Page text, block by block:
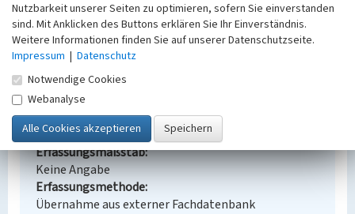
Bildwerk im Großen Saal der Telux, Straße der
Einheit 2
Schlagwörter
Glasfabrik
Ort
Weißwasser/O.L., Stadt
Fachsicht(en)
Denkmalpflege
Erfassungsmaßstab
Keine Angabe
Erfassungsmethode
Übernahme aus externer Fachdatenbank
Nutzbarkeit unserer Seiten zu optimieren, sofern Sie einverstanden
sind. Mit Anklicken des Buttons erklären Sie Ihr Einverständnis.
Weitere Informationen finden Sie auf unserer Datenschutzseite.
Impressum | Datenschutz
Notwendige Cookies
Webanalyse